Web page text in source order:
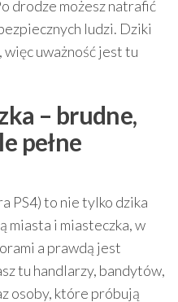
drodze możesz natrafić
ludzi. Dziki
więc uważność jest tu
– brudne,
pełne
PS4) to nie tylko dzika
miasta i miasteczka, w
a prawdą jest
tu handlarzy, bandytów,
osoby, które próbują